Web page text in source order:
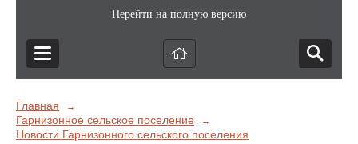
Перейти на полную версию
Главная →
Гарнизонное сельское поселение →
Новости Гарнизонного сельского поселения